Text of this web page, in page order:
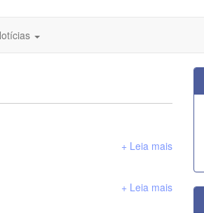
+ Leia mais
+ Leia mais